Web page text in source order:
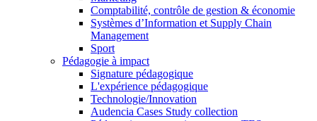
Comptabilité, contrôle de gestion & économie
Systèmes d’Information et Supply Chain
Management
Sport
Pédagogie à impact
Signature pédagogique
L'expérience pédagogique
Technologie/Innovation
Audencia Cases Study collection